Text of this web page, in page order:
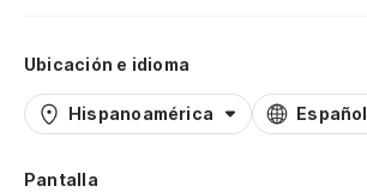
Ubicación e idioma
Hispanoamérica Español
Pantalla